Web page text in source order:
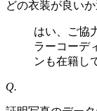
どの衣装が良い
はい、ご協
ラーコーデ
ンも在籍し
Q.